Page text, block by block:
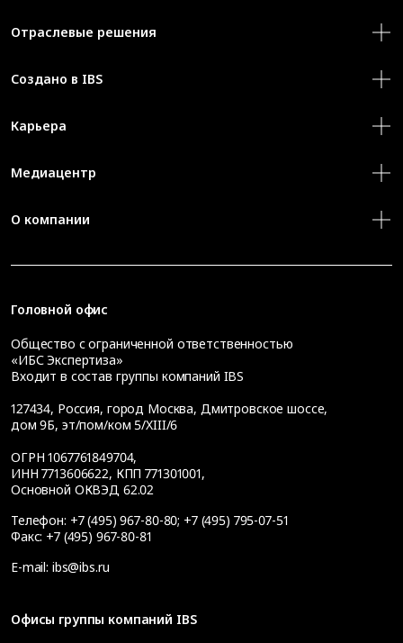
Отраслевые решения
Создано в IBS
Карьера
Медиацентр
О компании
Головной офис
Общество с ограниченной ответственностью
«ИБС Экспертиза»
Входит в состав группы компаний IBS
127434, Россия, город Москва, Дмитровское шоссе,
дом 9Б, эт/пом/ком 5/XIII/6
ОГРН 1067761849704,
ИНН 7713606622, КПП 771301001,
Основной ОКВЭД 62.02
Телефон: +7 (495) 967-80-80; +7 (495) 795-07-51
Факс: +7 (495) 967-80-81
E-mail: ibs@ibs.ru
Офисы группы компаний IBS